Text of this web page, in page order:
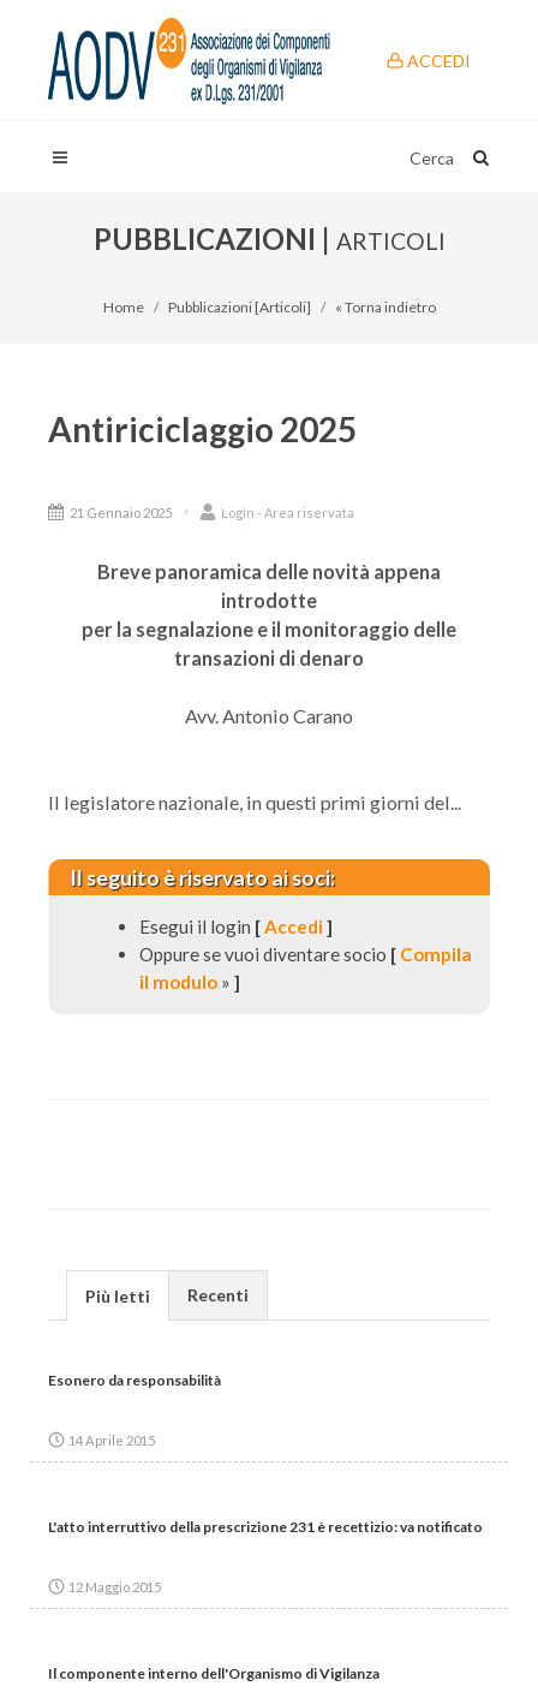
ACCEDI
Cerca
PUBBLICAZIONI | ARTICOLI
Home Pubblicazioni [Articoli] « Torna indietro
Antiriciclaggio 2025
21 Gennaio 2025 Login - Area riservata
Breve panoramica delle novità appena
introdotte
per la segnalazione e il monitoraggio delle
transazioni di denaro
Avv. Antonio Carano
Il legislatore nazionale, in questi primi giorni del...
Il seguito è riservato ai soci:
Esegui il login [Accedi]
Oppure se vuoi diventare socio [ Compila
il modulo » ]
Più letti Recenti
Esonero da responsabilità
14 Aprile 2015
L'atto interruttivo della prescrizione 231 è recettizio: va notificato
12 Maggio 2015
Il componente interno dell'Organismo di Vigilanza